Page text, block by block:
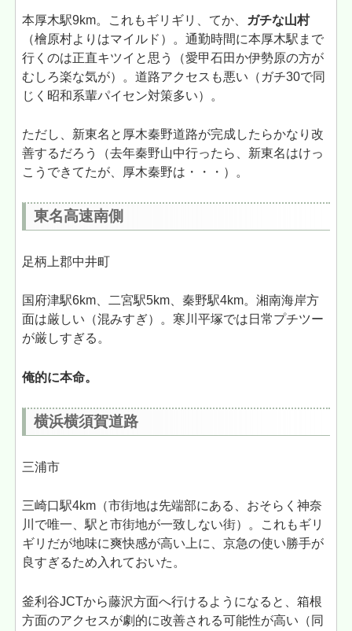
本厚木駅9km。これもギリギリ、てか、
ガチな山村
（檜原村よりはマイルド）。通勤時間に本厚木駅まで
行くのは正直キツイと思う（愛甲石田か伊勢原の方が
むしろ楽な気が）。道路アクセスも悪い（ガチ30で同
じく昭和系輩パイセン対策多い）。
ただし、新東名と厚木秦野道路が完成したらかなり改
善するだろう（去年秦野山中行ったら、新東名はけっ
こうできてたが、厚木秦野は・・・）。
東名高速南側
足柄上郡中井町
国府津駅6km、二宮駅5km、秦野駅4km。湘南海岸方
面は厳しい（混みすぎ）。寒川平塚では日常プチツー
が厳しすぎる。
俺的に本命。
横浜横須賀道路
三浦市
三崎口駅4km（市街地は先端部にある、おそらく神奈
川で唯一、駅と市街地が一致しない街）。これもギリ
ギリだが地味に爽快感が高い上に、京急の使い勝手が
良すぎるため入れておいた。
釜利谷JCTから藤沢方面へ行けるようになると、箱根
方面のアクセスが劇的に改善される可能性が高い（同